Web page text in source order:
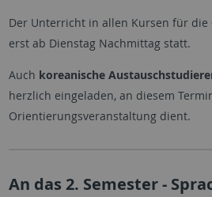
Der Unterricht in allen Kursen für die
erst ab Dienstag Nachmittag statt.
Auch koreanische
herzlich eingeladen, an diesem
Orientierungsveranstaltung dient.
An das 2. Semester -